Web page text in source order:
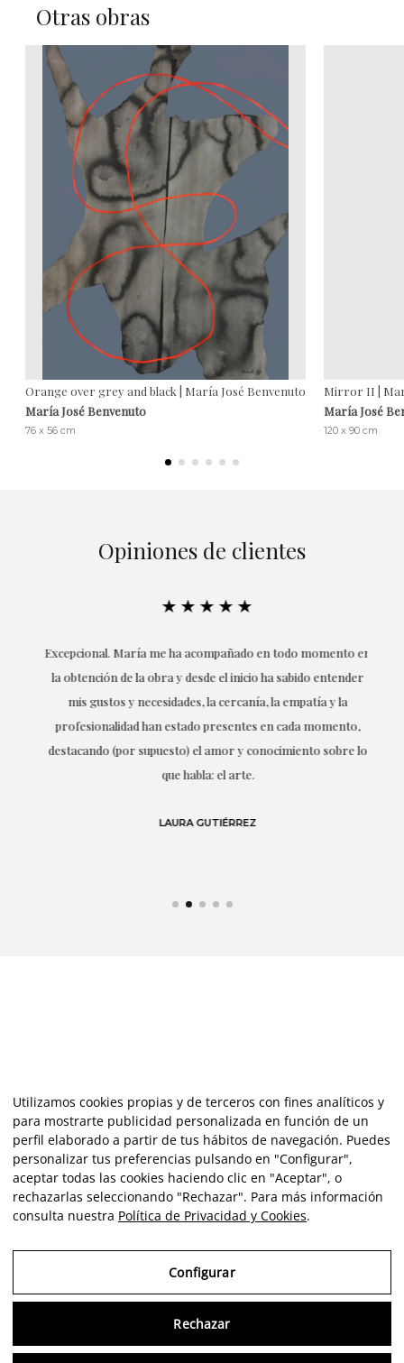
Otras obras
Orange over grey and black | María José Benvenuto
María José Benvenuto
76 x 56 cm
Mirror II |
María José
120 x 90 cm
Opiniones de clientes
★★★★★
Excepcional. María me ha acompañado en todo momento en
la obtención de la obra y desde el inicio ha sabido entender
mis gustos y necesidades, la cercanía, la empatía y la
profesionalidad han estado presentes en cada momento,
destacando (por supuesto) el amor y conocimiento sobre lo
que habla: el arte.
LAURA GUTIÉRREZ
Utilizamos cookies propias y de terceros con fines analíticos y
para mostrarte publicidad personalizada en función de un
perfil elaborado a partir de tus hábitos de navegación. Puedes
personalizar tus preferencias pulsando en "Configurar",
aceptar todas las cookies haciendo clic en "Aceptar", o
rechazarlas seleccionando "Rechazar". Para más información
consulta nuestra Política de Privacidad y Cookies.
Configurar
Rechazar